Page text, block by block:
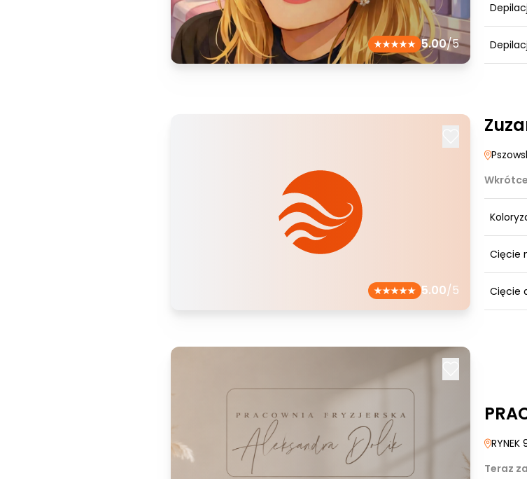
5.00/5
5.00/5
Cięcie
Cięcie
RYNEK
Teraz